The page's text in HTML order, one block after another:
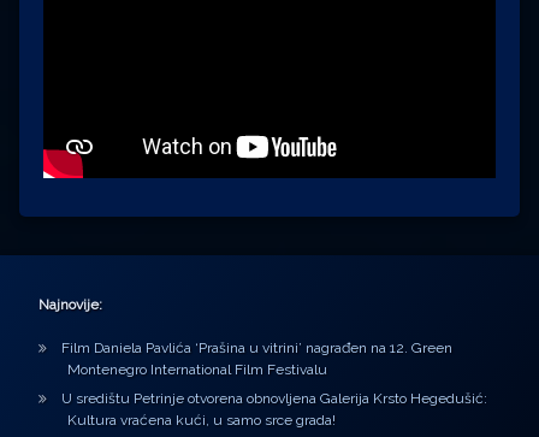
Najnovije:
Film Daniela Pavlića ‘Prašina u vitrini’ nagrađen na 12. Green
Montenegro International Film Festivalu
U središtu Petrinje otvorena obnovljena Galerija Krsto Hegedušić:
Kultura vraćena kući, u samo srce grada!